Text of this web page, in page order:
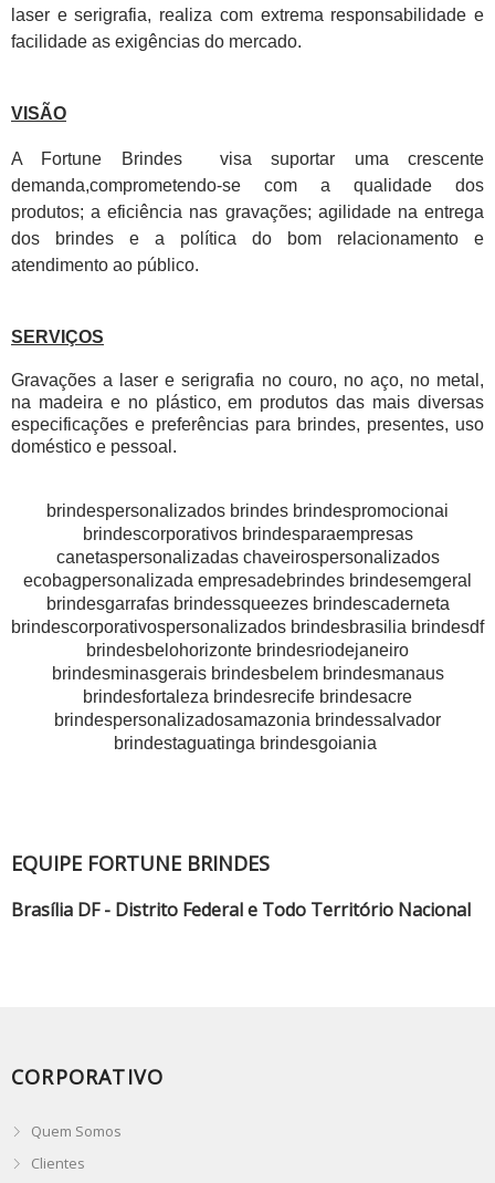
laser e serigrafia, realiza com extrema responsabilidade e
facilidade as exigências do mercado.
VISÃO
A Fortune Brindes visa suportar uma crescente
demanda,comprometendo-se com a qualidade dos
produtos; a eficiência nas gravações; agilidade na entrega
dos brindes e a política do bom relacionamento e
atendimento ao público.
SERVIÇOS
Gravações a laser e serigrafia no couro, no aço, no metal,
na madeira e no plástico, em produtos das mais diversas
especificações e preferências para brindes, presentes, uso
doméstico e pessoal.
brindespersonalizados brindes brindespromocionai
brindescorporativos brindesparaempresas
canetaspersonalizadas chaveirospersonalizados
ecobagpersonalizada empresadebrindes brindesemgeral
brindesgarrafas brindessqueezes brindescaderneta
brindescorporativospersonalizados brindesbrasilia brindesdf
brindesbelohorizonte brindesriodejaneiro
brindesminasgerais brindesbelem brindesmanaus
brindesfortaleza brindesrecife brindesacre
brindespersonalizadosamazonia brindessalvador
brindestaguatinga brindesgoiania
EQUIPE FORTUNE BRINDES
Brasília DF - Distrito Federal e Todo Território Nacional
CORPORATIVO
Quem Somos
Clientes